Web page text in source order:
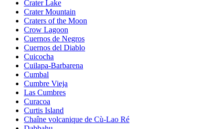
Crater Lake
Crater Mountain
Craters of the Moon
Crow Lagoon
Cuernos de Negros
Cuernos del Diablo
Cuicocha
Cuilapa-Barbarena
Cumbal
Cumbre Vieja
Las Cumbres
Curacoa
Curtis Island
Chaîne volcanique de Cù-Lao Ré